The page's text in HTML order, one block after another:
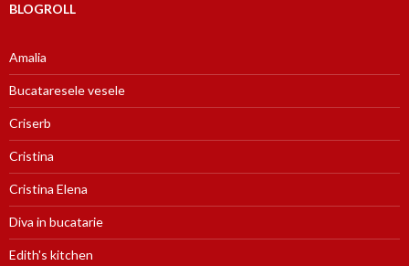
BLOGROLL
Amalia
Bucataresele vesele
Criserb
Cristina
Cristina Elena
Diva in bucatarie
Edith's kitchen